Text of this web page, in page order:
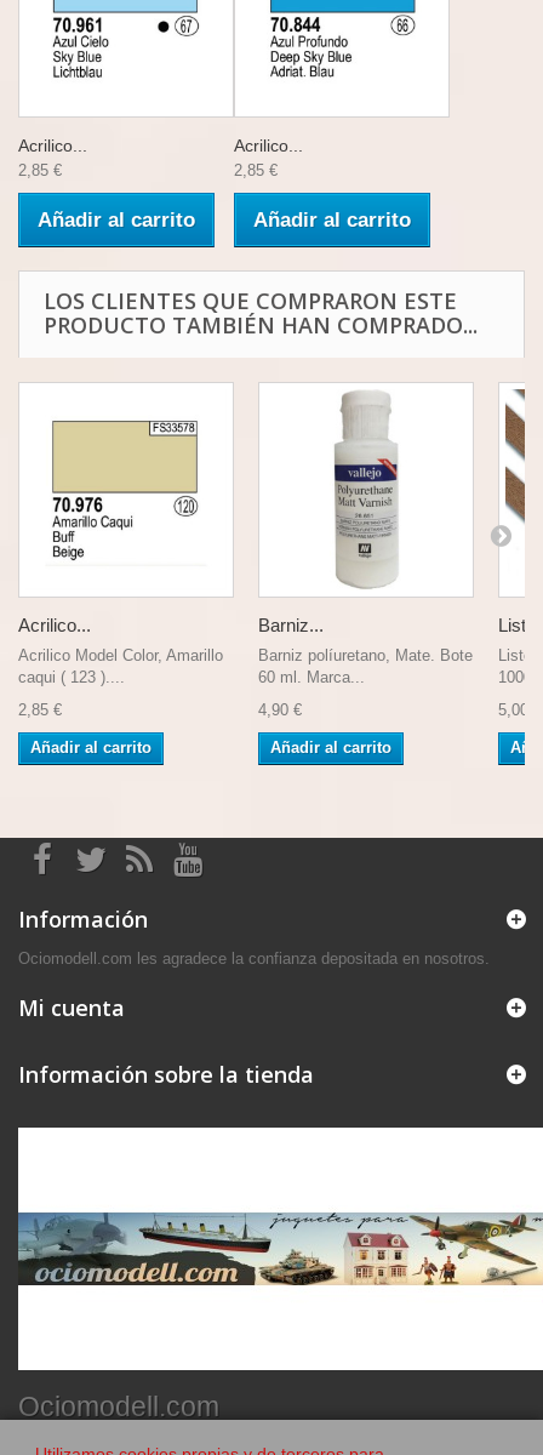
Acrilico...
2,85 €
Añadir al carrito
Acrilico...
2,85 €
Añadir al carrito
LOS CLIENTES QUE COMPRARON ESTE
PRODUCTO TAMBIÉN HAN COMPRADO...
Acrilico...
Acrilico Model Color, Amarillo
caqui ( 123 )....
2,85 €
Añadir al carrito
Barniz...
Barniz políuretano, Mate. Bote
60 ml. Marca...
4,90 €
Añadir al carrito
1000
5,00 €
Información
Ociomodell.com les agradece la confianza depositada en nosotros.
Mi cuenta
Información sobre la tienda
Ociomodell.com